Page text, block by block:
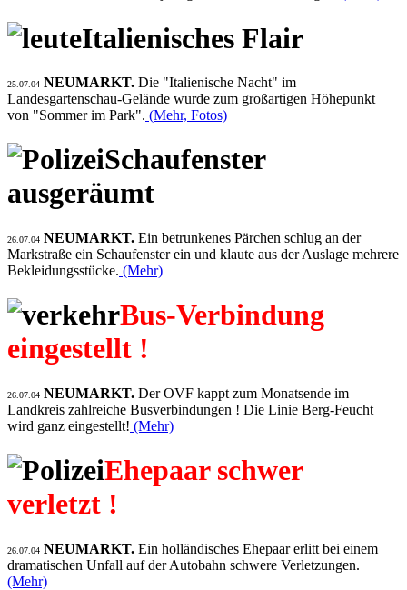
Italienisches Flair
25.07.04 NEUMARKT. Die "Italienische Nacht" im
Landesgartenschau-Gelände wurde zum großartigen Höhepunkt
von "Sommer im Park". (Mehr, Fotos)
Schaufenster
ausgeräumt
26.07.04 NEUMARKT. Ein betrunkenes Pärchen schlug an der
Markstraße ein Schaufenster ein und klaute aus der Auslage mehrere
Bekleidungsstücke. (Mehr)
Bus-Verbindung
eingestellt !
26.07.04 NEUMARKT. Der OVF kappt zum Monatsende im
Landkreis zahlreiche Busverbindungen ! Die Linie Berg-Feucht
wird ganz eingestellt! (Mehr)
Ehepaar schwer
verletzt !
26.07.04 NEUMARKT. Ein holländisches Ehepaar erlitt bei einem
dramatischen Unfall auf der Autobahn schwere Verletzungen.
(Mehr)